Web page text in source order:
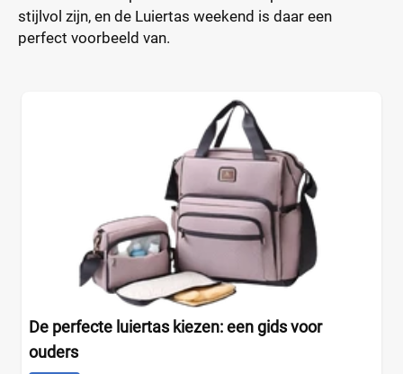
stijlvol zijn, en de Luiertas weekend is daar een
perfect voorbeeld van.
De perfecte luiertas kiezen: een gids voor
ouders